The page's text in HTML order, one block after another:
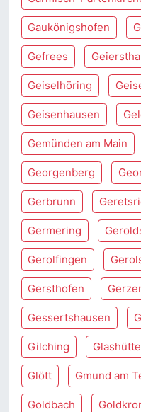
Gaukönigshofen
Gefrees
Geiselhöring
Geisenhausen
Gemünden am Main
Georgenberg
Gerbrunn
Germering
Gerolfingen
Gersthofen
Gessertshausen
Gilching
Glött Gmund am
Goldbach